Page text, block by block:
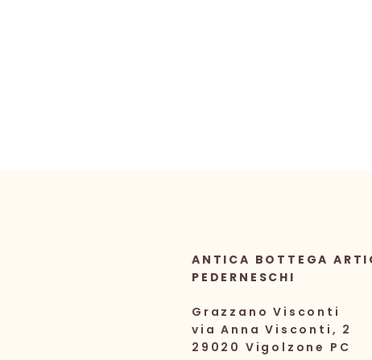
ANTICA BOTTEGA
PEDERNESCHI
Grazzano Visconti
via Anna Visconti, 2
29020 Vigolzone PC